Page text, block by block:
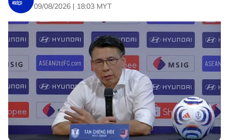
09/08/2026 | 18:03 MYT